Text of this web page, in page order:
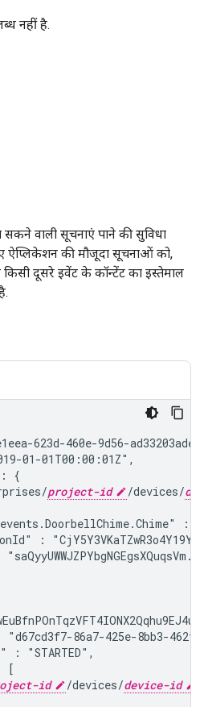
नहीं है.
वाली सूचनाएं पाने की सुविधा
ऐप्लिकेशन की मौजूदा सूचनाओं को,
किसी दूसरे इवेंट के कॉन्टेंट का इस्तेमाल
623d-460e-9d56-
01-01T00:00:01Z",
{
project-id /devices/
" : {
:
"d67cd3f7-86a7-425e-8bb3-
: "STARTED",
[
id /devices/device-id